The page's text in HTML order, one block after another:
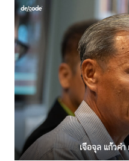
เจือจุล แก้วคำ